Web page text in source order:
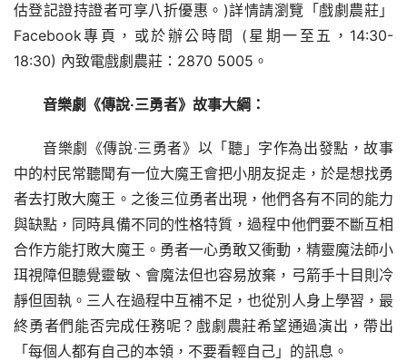
估登記證持證者可享八折優惠。)詳情請瀏覽「戲劇農莊」
Facebook專頁，或於辦公時間 (星期一至五，14:30-
18:30) 內致電戲劇農莊：2870 5005。
音樂劇 《傳說‧三勇者》 故事大綱：
音樂劇《傳說‧三勇者》以「聽」字作為出發點，故事
中的村民常聽聞有一位大魔王會把小朋友捉走，於是想找勇
者去打敗大魔王。之後三位勇者出現，他們各有不同的能力
與缺點，同時具備不同的性格特質，過程中他們要不斷互相
合作方能打敗大魔王。勇者一心勇敢又衝動，精靈魔法師小
珥視障但聽覺靈敏、會魔法但也容易放棄，弓箭手十目則冷
靜但固執。三人在過程中互補不足，也從別人身上學習，最
終勇者們能否完成任務呢？戲劇農莊希望通過演出，帶出
「每個人都有自己的本領，不要看輕自己」的訊息。